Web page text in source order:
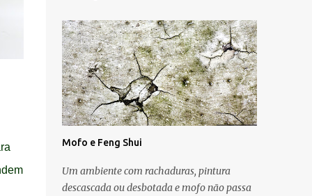
Mofo e Feng Shui
Um ambiente com rachaduras, pintura
descascada ou desbotada e mofo não passa